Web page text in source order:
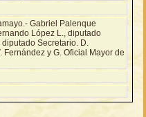
Gabriel Palenque
López L., diputado
Secretario. D.
Fernández y G. Oficial Mayor de